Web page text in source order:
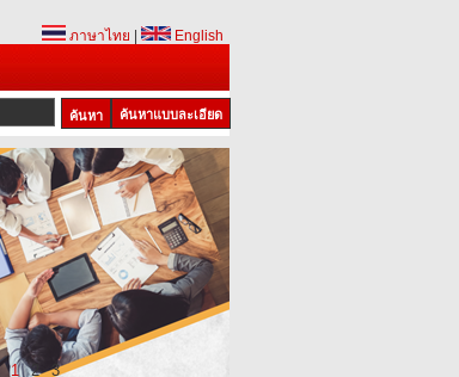
ภาษาไทย
English
ค้นหาแบบละเอียด
1 2 3